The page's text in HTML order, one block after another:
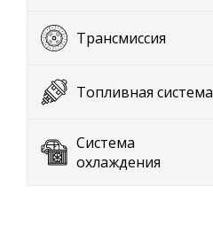
Трансмиссия
Топливная система
Система
охлаждения